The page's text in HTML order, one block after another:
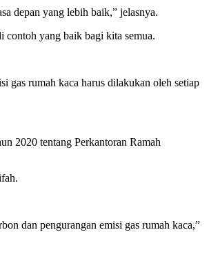
depan yang lebih baik,” jelasnya.
contoh yang baik bagi kita semua.
gas rumah kaca harus dilakukan oleh setiap
2020 tentang Perkantoran Ramah
dan pengurangan emisi gas rumah kaca,”